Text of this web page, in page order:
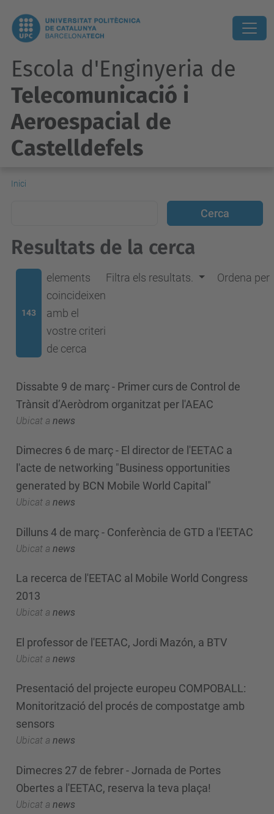
Escola d'Enginyeria de
Telecomunicació i
Aeroespacial de
Castelldefels
Inici
Resultats de la cerca
143
elements
coincideixen
amb el
vostre criteri
de cerca
Filtra els resultats. Ordena per
Dissabte 9 de març - Primer curs de Control de
Trànsit d’Aeròdrom organitzat per l'AEAC
Ubicat a news
Dimecres 6 de març - El director de l'EETAC a
l'acte de networking "Business opportunities
generated by BCN Mobile World Capital"
Ubicat a news
Dilluns 4 de març - Conferència de GTD a l'EETAC
Ubicat a news
La recerca de l'EETAC al Mobile World Congress
2013
Ubicat a news
El professor de l'EETAC, Jordi Mazón, a BTV
Ubicat a news
Presentació del projecte europeu COMPOBALL:
Monitorització del procés de compostatge amb
sensors
Ubicat a news
Dimecres 27 de febrer - Jornada de Portes
Obertes a l'EETAC, reserva la teva plaça!
Ubicat a news